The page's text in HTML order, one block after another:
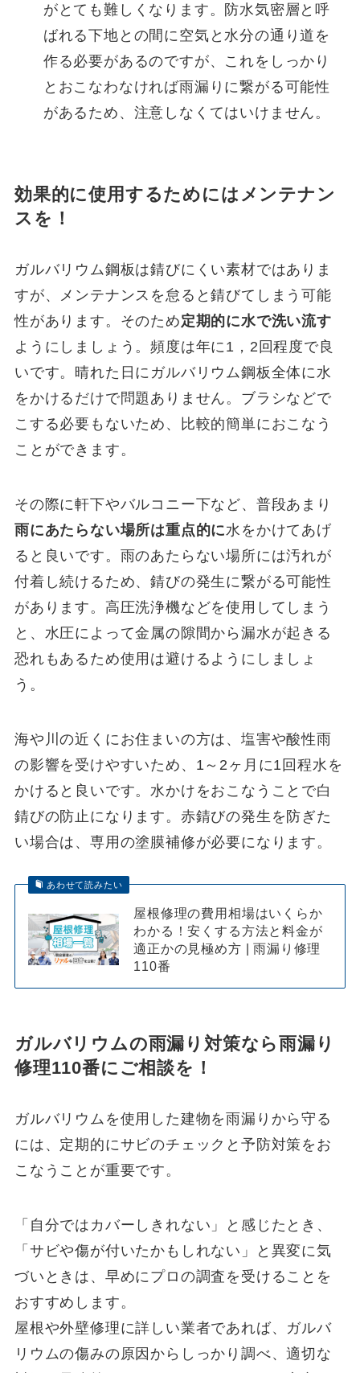
がとても難しくなります。防水気密層と呼
ばれる下地との間に空気と水分の通り道を
作る必要があるのですが、これをしっかり
とおこなわなければ雨漏りに繋がる可能性
があるため、注意しなくてはいけません。
効果的に使用するためにはメンテナン
スを！
ガルバリウム鋼板は錆びにくい素材ではありま
すが、メンテナンスを怠ると錆びてしまう可能
性があります。そのため定期的に水で洗い流す
ようにしましょう。頻度は年に1，2回程度で良
いです。晴れた日にガルバリウム鋼板全体に水
をかけるだけで問題ありません。ブラシなどで
こする必要もないため、比較的簡単におこなう
ことができます。
その際に軒下やバルコニー下など、普段あまり
雨にあたらない場所は重点的に水をかけてあげ
ると良いです。雨のあたらない場所には汚れが
付着し続けるため、錆びの発生に繋がる可能性
があります。高圧洗浄機などを使用してしまう
と、水圧によって金属の隙間から漏水が起きる
恐れもあるため使用は避けるようにしましょ
う。
海や川の近くにお住まいの方は、塩害や酸性雨
の影響を受けやすいため、1～2ヶ月に1回程水を
かけると良いです。水かけをおこなうことで白
錆びの防止になります。赤錆びの発生を防ぎた
い場合は、専用の塗膜補修が必要になります。
あわせて読みたい
屋根修理の費用相場はいくらか
わかる！安くする方法と料金が
適正かの見極め方 | 雨漏り修理
110番
ガルバリウムの雨漏り対策なら雨漏り
修理110番にご相談を！
ガルバリウムを使用した建物を雨漏りから守る
には、定期的にサビのチェックと予防対策をお
こなうことが重要です。
「自分ではカバーしきれない」と感じたとき、
「サビや傷が付いたかもしれない」と異変に気
づいときは、早めにプロの調査を受けることを
おすすめします。
屋根や外壁修理に詳しい業者であれば、ガルバ
リウムの傷みの原因からしっかり調べ、適切な